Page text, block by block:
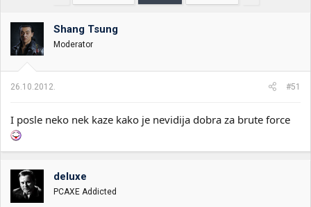
k
t
e
m
m
o
k
e
j
Shang Tsung
Moderator
26.10.2012. #51
I posle neko nek kaze kako je nevidija dobra za brute force
deluxe
PCAXE Addicted